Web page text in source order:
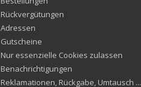
Rückvergütungen
Adressen
Gutscheine
Nur essenzielle Cookies zulassen
Benachrichtigungen
Reklamationen, Rückgabe, Umtausch ...